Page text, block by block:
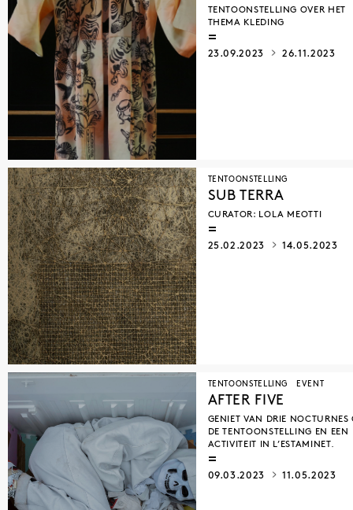
TENTOONSTELLING OVER HET
THEMA KLEDING
23.09.2023 26.11.2023
TENTOONSTELLING
SUB TERRA
CURATOR: LOLA MEOTTI
25.02.2023 14.05.2023
TENTOONSTELLING EVENT
AFTER FIVE
GENIET VAN DRIE NOCTURNES
DE TENTOONSTELLING EN EEN
ACTIVITEIT IN L’ESTAMINET.
09.03.2023 11.05.2023